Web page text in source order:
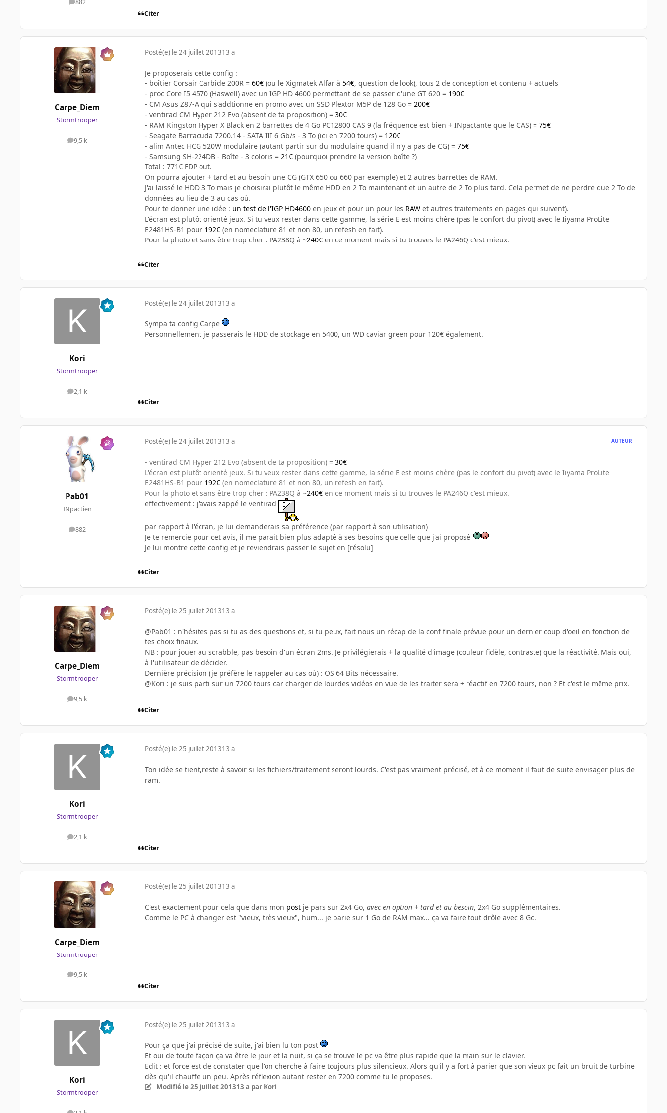
882
messages
Citer
Carpe_Diem
Stormtrooper
9,5 k
messages
Posté(e) le 24 juillet 201313 a
Je proposerais cette config :
- boîtier Corsair Carbide 200R = 60€ (ou le Xigmatek Alfar à 54€, question de look), tous 2 de conception et contenu + actuels
- proc Core I5 4570 (Haswell) avec un IGP HD 4600 permettant de se passer d'une GT 620 = 190€
- CM Asus Z87-A qui s'addtionne en promo avec un SSD Plextor M5P de 128 Go = 200€
- ventirad CM Hyper 212 Evo (absent de ta proposition) = 30€
- RAM Kingston Hyper X Black en 2 barrettes de 4 Go PC12800 CAS 9 (la fréquence est bien + INpactante que le CAS) = 75€
- Seagate Barracuda 7200.14 - SATA III 6 Gb/s - 3 To (ici en 7200 tours) = 120€
- alim Antec HCG 520W modulaire (autant partir sur du modulaire quand il n'y a pas de CG) = 75€
- Samsung SH-224DB - Boîte - 3 coloris = 21€ (pourquoi prendre la version boîte ?)
Total : 771€ FDP out.
On pourra ajouter + tard et au besoin une CG (GTX 650 ou 660 par exemple) et 2 autres barrettes de RAM.
J'ai laissé le HDD 3 To mais je choisirai plutôt le même HDD en 2 To maintenant et un autre de 2 To plus tard. Cela permet de ne perdre que 2 To de
données au lieu de 3 au cas où.
Pour te donner une idée : un test de l'IGP HD4600 en jeux et pour un pour les RAW et autres traitements en pages qui suivent).
L'écran est plutôt orienté jeux. Si tu veux rester dans cette gamme, la série E est moins chère (pas le confort du pivot) avec le Iiyama ProLite
E2481HS-B1 pour 192€ (en nomeclature 81 et non 80, un refesh en fait).
Pour la photo et sans être trop cher : PA238Q à ~240€ en ce moment mais si tu trouves le PA246Q c'est mieux.
Citer
Kori
Stormtrooper
2,1 k
messages
Posté(e) le 24 juillet 201313 a
Sympa ta config Carpe
Personnellement je passerais le HDD de stockage en 5400, un WD caviar green pour 120€ également.
Citer
Pab01
INpactien
882
messages
Posté(e) le 24 juillet 201313 a AUTEUR
- ventirad CM Hyper 212 Evo (absent de ta proposition) = 30€
L'écran est plutôt orienté jeux. Si tu veux rester dans cette gamme, la série E est moins chère (pas le confort du pivot) avec le Iiyama ProLite
E2481HS-B1 pour 192€ (en nomeclature 81 et non 80, un refesh en fait).
Pour la photo et sans être trop cher : PA238Q à ~240€ en ce moment mais si tu trouves le PA246Q c'est mieux.
effectivement : j'avais zappé le ventirad
par rapport à l'écran, je lui demanderais sa préférence (par rapport à son utilisation)
Je te remercie pour cet avis, il me parait bien plus adapté à ses besoins que celle que j'ai proposé
Je lui montre cette config et je reviendrais passer le sujet en [résolu]
Citer
Carpe_Diem
Stormtrooper
9,5 k
messages
Posté(e) le 25 juillet 201313 a
@Pab01 : n'hésites pas si tu as des questions et, si tu peux, fait nous un récap de la conf finale prévue pour un dernier coup d'oeil en fonction de
tes choix finaux.
NB : pour jouer au scrabble, pas besoin d'un écran 2ms. Je privilégierais + la qualité d'image (couleur fidèle, contraste) que la réactivité. Mais oui,
à l'utilisateur de décider.
Dernière précision (je préfère le rappeler au cas où) : OS 64 Bits nécessaire.
@Kori : je suis parti sur un 7200 tours car charger de lourdes vidéos en vue de les traiter sera + réactif en 7200 tours, non ? Et c'est le même prix.
Citer
Kori
Stormtrooper
2,1 k
messages
Posté(e) le 25 juillet 201313 a
Ton idée se tient,reste à savoir si les fichiers/traitement seront lourds. C'est pas vraiment précisé, et à ce moment il faut de suite envisager plus de
ram.
Citer
Carpe_Diem
Stormtrooper
9,5 k
messages
Posté(e) le 25 juillet 201313 a
C'est exactement pour cela que dans mon post je pars sur 2x4 Go, avec en option + tard et au besoin, 2x4 Go supplémentaires.
Comme le PC à changer est "vieux, très vieux", hum... je parie sur 1 Go de RAM max... ça va faire tout drôle avec 8 Go.
Citer
Kori
Stormtrooper
Posté(e) le 25 juillet 201313 a
Pour ça que j'ai précisé de suite, j'ai bien lu ton post
Et oui de toute façon ça va être le jour et la nuit, si ça se trouve le pc va être plus rapide que la main sur le clavier.
Edit : et force est de constater que l'on cherche à faire toujours plus silencieux. Alors qu'il y a fort à parier que son vieux pc fait un bruit de turbine
dès qu'il chauffe un peu. Après réflexion autant rester en 7200 comme tu le proposes.
Modifié le 25 juillet 201313 a par Kori